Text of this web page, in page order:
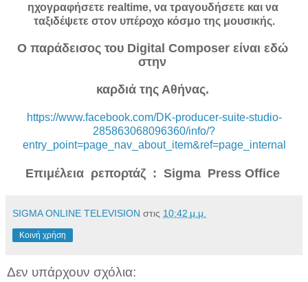
ηχογραφήσετε realtime, να τραγουδήσετε και να
ταξιδέψετε στον υπέροχο κόσμο της μουσικής.
Ο παράδεισος του Digital Composer είναι εδώ
στην
καρδιά της Αθήνας.
https://www.facebook.com/DK-producer-suite-studio-
285863068096360/info/?
entry_point=page_nav_about_item&ref=page_internal
Επιμέλεια  ρεπορτάζ  :  Sigma  Press Office
SIGMA ONLINE TELEVISION στις 10:42 μ.μ.
Κοινή χρήση
Δεν υπάρχουν σχόλια: